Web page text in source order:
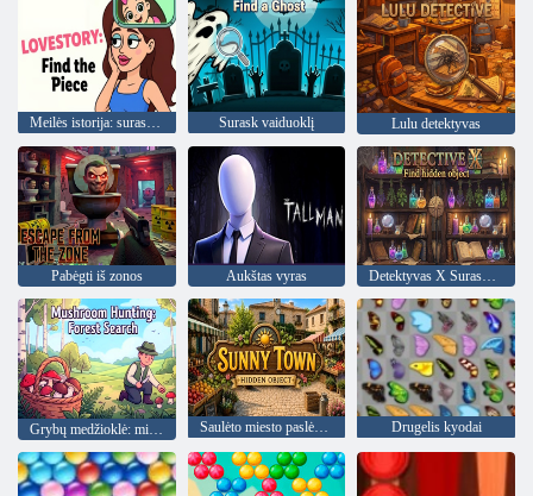
Meilės istorija: surask gabalą Surask vaiduoklį Lulu detektyvas
Pabėgti iš zonos Aukštas vyras Detektyvas X Surask paslėptą objektą
Saulėto miesto paslėptas objektas Drugelis kyodai